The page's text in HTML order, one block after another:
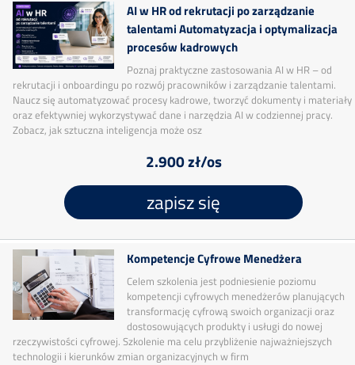
AI w HR od rekrutacji po zarządzanie
talentami Automatyzacja i optymalizacja
procesów kadrowych
Poznaj praktyczne zastosowania AI w HR – od
rekrutacji i onboardingu po rozwój pracowników i zarządzanie talentami.
Naucz się automatyzować procesy kadrowe, tworzyć dokumenty i materiały
oraz efektywniej wykorzystywać dane i narzędzia AI w codziennej pracy.
Zobacz, jak sztuczna inteligencja może osz
2.900 zł/os
zapisz się
Kompetencje Cyfrowe Menedżera
Celem szkolenia jest podniesienie poziomu
kompetencji cyfrowych menedżerów planujących
transformację cyfrową swoich organizacji oraz
dostosowujących produkty i usługi do nowej
rzeczywistości cyfrowej. Szkolenie ma celu przybliżenie najważniejszych
technologii i kierunków zmian organizacyjnych w firm